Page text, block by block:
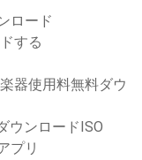
ロード
する
器使用料無料ダウ
ウンロードISO
プリ